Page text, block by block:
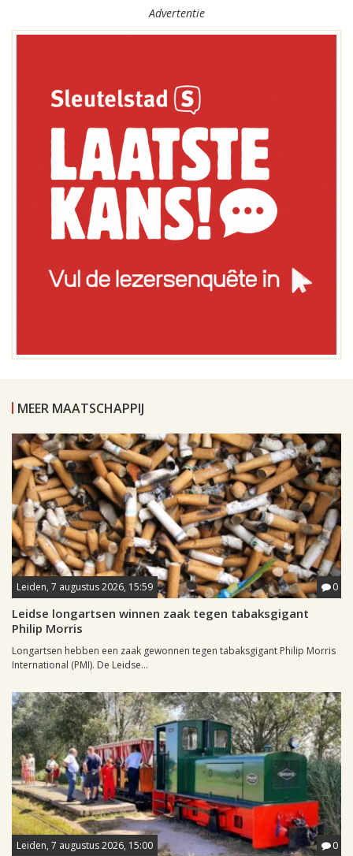
Advertentie
MEER MAATSCHAPPIJ
Leiden, 7 augustus 2026, 15:59 0
Leidse longartsen winnen zaak tegen tabaksgigant
Philip Morris
Longartsen hebben een zaak gewonnen tegen tabaksgigant Philip Morris
International (PMI). De Leidse...
Leiden, 7 augustus 2026, 15:00 0